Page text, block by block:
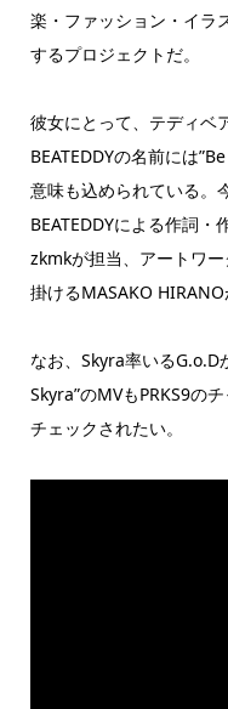
楽・ファッション・イラ
するプロジェクトだ。
彼女にとって、テディベ
BEATEDDYの名前には
意味も込められている。
BEATEDDYによる作詞
zkmkが担当、アートワ
掛けるMASAKO HIRANO
なお、Skyra率いるG.o.D
Skyra”のMVもPRKS9の
チェックされたい。